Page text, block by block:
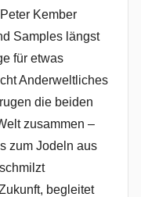
Kember
Samples längst
für etwas
Anderweltliches
die beiden
zusammen –
zum Jodeln aus
begleitet